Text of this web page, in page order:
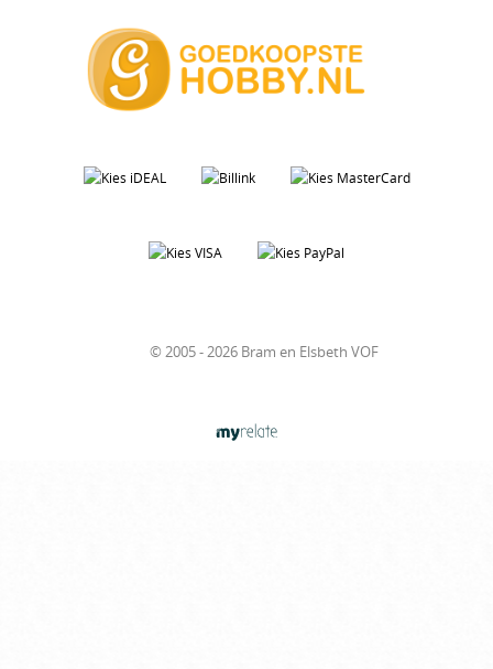
© 2005 - 2026 Bram en Elsbeth VOF